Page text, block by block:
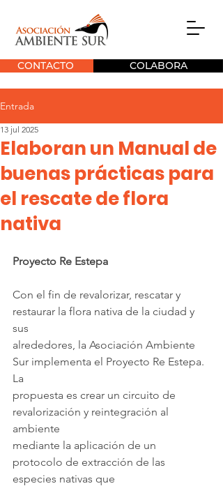
CONTACTO COLABORA
Entrada
Elaboran un Manual de
buenas prácticas para
el rescate de flora
nativa
13 jul 2025
Proyecto Re Estepa
Con el fin de revalorizar, rescatar y
restaurar la flora nativa de la ciudad y
sus
alrededores, la Asociación Ambiente
Sur implementa el Proyecto Re Estepa.
La
propuesta es crear un circuito de
revalorización y reintegración al
ambiente
mediante la aplicación de un
protocolo de extracción de las
especies nativas que